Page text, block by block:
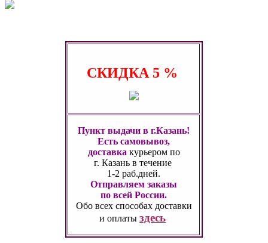
СКИДКА 5 %
Пункт выдачи в г.Казань!
Есть самовывоз,
доставка курьером по
г. Казань в течение
1-2 раб.дней.
Отправляем заказы
по всей России.
Обо всех способах доставки
и оплатыздесь